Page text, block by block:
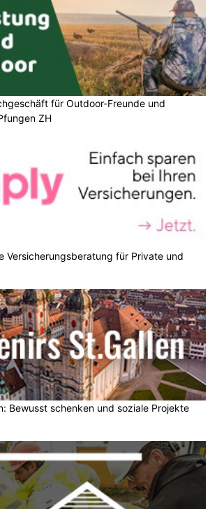
für Outdoor-Freunde und
ZH
Versicherungsberatung für Private und
Bewusst schenken und soziale Projekte